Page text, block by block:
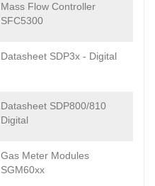
Mass Flow Controller
SFC5300
Datasheet SDP3x - Digital
Datasheet SDP800/810
Digital
Gas Meter Modules
SGM60xx